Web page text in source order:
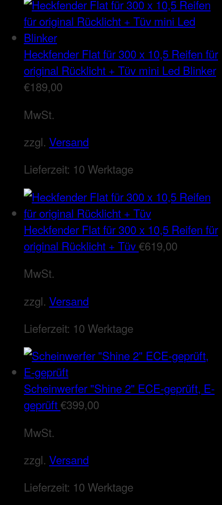
Heckfender Flat für 300 x 10,5 Reifen für
original Rücklicht + Tüv mini Led Blinker
€189,00
MwSt.
zzgl. Versand
Lieferzeit: 10 Werktage
Heckfender Flat für 300 x 10,5 Reifen für
original Rücklicht + Tüv€619,00
MwSt.
zzgl. Versand
Lieferzeit: 10 Werktage
Scheinwerfer "Shine 2" ECE-geprüft, E-
geprüft€399,00
MwSt.
zzgl. Versand
Lieferzeit: 10 Werktage